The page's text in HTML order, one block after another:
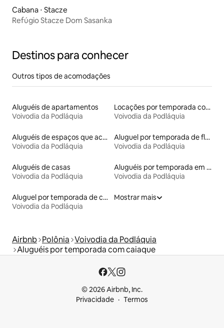
Cabana ⋅ Stacze
Refúgio Stacze Dom Sasanka
Destinos para conhecer
Outros tipos de acomodações
Aluguéis de apartamentos
Voivodia da Podláquia
Locações por temporada com piscina
Voivodia da Podláquia
Aluguéis de espaços que aceitam animais de estimação
Voivodia da Podláquia
Aluguel por temporada de flats
Voivodia da Podláquia
Aluguéis de casas
Voivodia da Podláquia
Aluguéis por temporada em hotéis-fazenda
Voivodia da Podláquia
Aluguel por temporada de casas de hóspedes
Voivodia da Podláquia
Mostrar mais
Airbnb Polônia Voivodia da Podláquia
Aluguéis por temporada com caiaque
© 2026 Airbnb, Inc.
Privacidade
Termos